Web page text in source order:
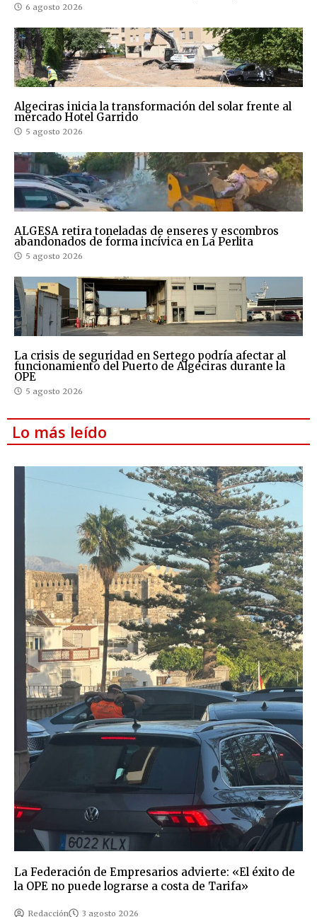
6 agosto 2026
Algeciras inicia la transformación del solar frente al
mercado Hotel Garrido
5 agosto 2026
ALGESA retira toneladas de enseres y escombros
abandonados de forma incívica en La Perlita
5 agosto 2026
La crisis de seguridad en Sertego podría afectar al
funcionamiento del Puerto de Algeciras durante la
OPE
5 agosto 2026
Lo más leído
La Federación de Empresarios advierte: «El éxito de
la OPE no puede lograrse a costa de Tarifa»
Redacción 3 agosto 2026